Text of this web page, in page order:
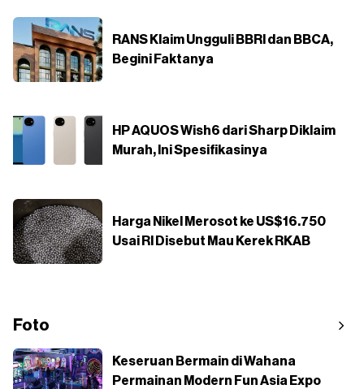
RANS Klaim Ungguli BBRI dan BBCA,
Begini Faktanya
HP AQUOS Wish6 dari Sharp Diklaim
Murah, Ini Spesifikasinya
Harga Nikel Merosot ke US$16.750
Usai RI Disebut Mau Kerek RKAB
Foto
Keseruan Bermain di Wahana
Permainan Modern Fun Asia Expo